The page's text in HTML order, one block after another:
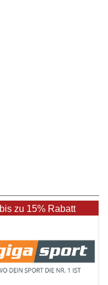
bis zu 15% Rabatt